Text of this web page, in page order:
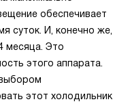
обеспечивает
суток. И, конечно же,
месяца. Это
этого аппарата.
этот холодильник